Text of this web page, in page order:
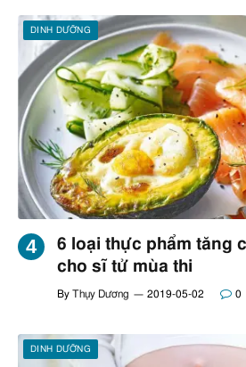
DINH DƯỠNG
6 loại thực phẩm tăng
cho sĩ tử mùa thi
By Thụy Dương 2019-05-02 0
DINH DƯỠNG